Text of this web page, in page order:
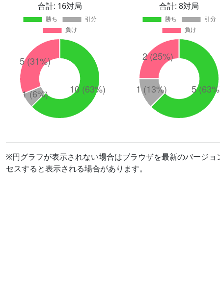
合計: 16対局
合計: 8対局
※円グラフが表示されない場合はブラウザを最新のバージ
セスすると表示される場合があります。